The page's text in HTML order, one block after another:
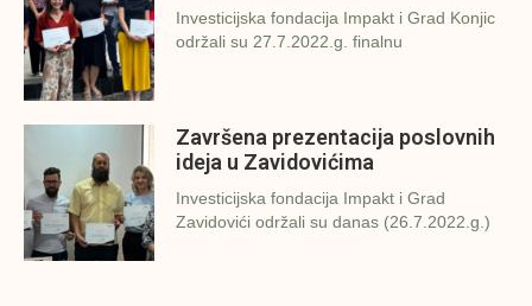
Investicijska fondacija Impakt i Grad Konjic
održali su 27.7.2022.g. finalnu
Završena prezentacija poslovnih
ideja u Zavidovićima
Investicijska fondacija Impakt i Grad
Zavidovići održali su danas (26.7.2022.g.)